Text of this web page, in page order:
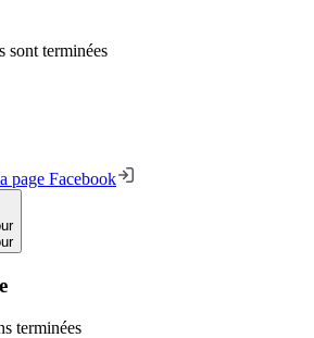
sont terminées
page Facebook
terminées